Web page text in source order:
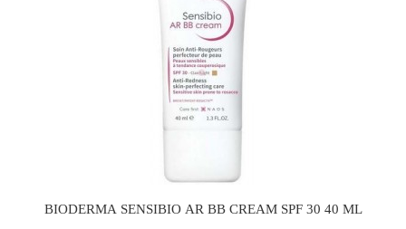
BIODERMA SENSIBIO AR BB CREAM SPF 30 40 ML